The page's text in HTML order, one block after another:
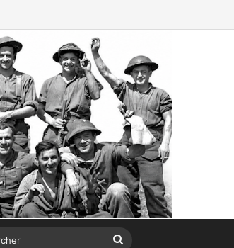
(barre latérale)
latérale)